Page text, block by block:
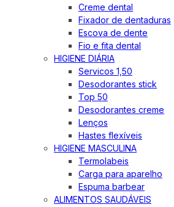
Creme dental
Fixador de dentaduras
Escova de dente
Fio e fita dental
HIGIENE DIÁRIA
Servicos 1,50
Desodorantes stick
Top 50
Desodorantes creme
Lenços
Hastes flexíveis
HIGIENE MASCULINA
Termolabeis
Carga para aparelho
Espuma barbear
ALIMENTOS SAUDÁVEIS